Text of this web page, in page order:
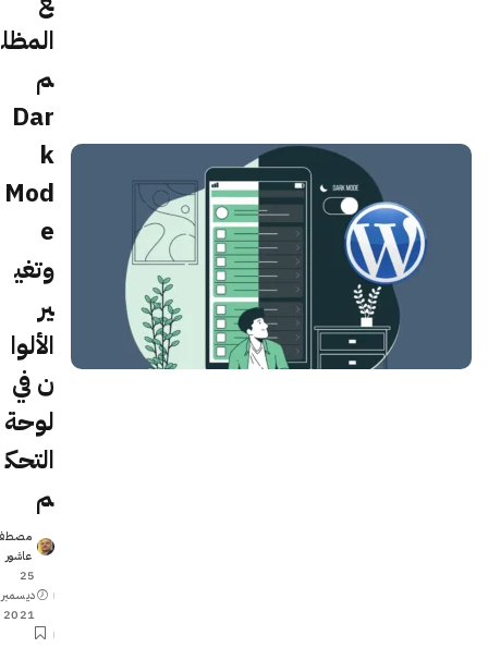
المظل
م
Dar
k
Mod
e
وتغي
ير
الألوا
ن في
لوحة
التحك
م
Posted
عاشور
25
ديسمبر
2021